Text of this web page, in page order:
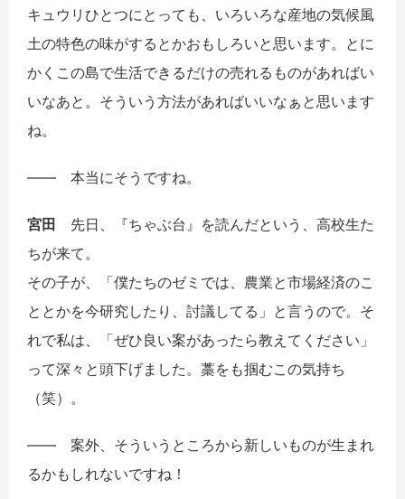
キュウリひとつにとっても、いろいろな産地の気候風
土の特色の味がするとかおもしろいと思います。とに
かくこの島で生活できるだけの売れるものがあればい
いなあと。そういう方法があればいいなぁと思います
ね。
―― 本当にそうですね。
宮田 先日、『ちゃぶ台』を読んだという、高校生た
ちが来て。
その子が、「僕たちのゼミでは、農業と市場経済のこ
ととかを今研究したり、討議してる」と言うので。そ
れで私は、「ぜひ良い案があったら教えてください」
って深々と頭下げました。藁をも掴むこの気持ち
（笑）。
―― 案外、そういうところから新しいものが生まれ
るかもしれないですね！